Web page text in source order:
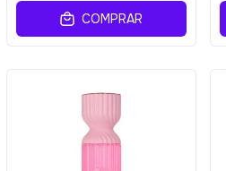
COMPRAR